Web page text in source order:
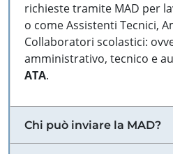
richieste tramite MAD per
o come Assistenti Tecnici,
Collaboratori scolastici:
amministrativo, tecnico e
ATA.
Chi può inviare la MAD?